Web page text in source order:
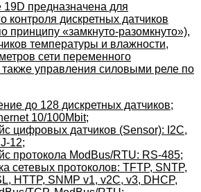
предназначена для
контроля дискретных датчиков
принципу «замкнуто-разомкнуто»),
температуры и влажности,
сети переменного
управления силовыми реле по
до 128 дискретных датчиков;
10/100Mbit;
цифровых датчиков (Sensor): I2C,
12;
протокола ModBus/RTU: RS-485;
сетевых протоколов: TFTP, SNTP,
HTTP, SNMP v1, v2C, v3, DHCP,